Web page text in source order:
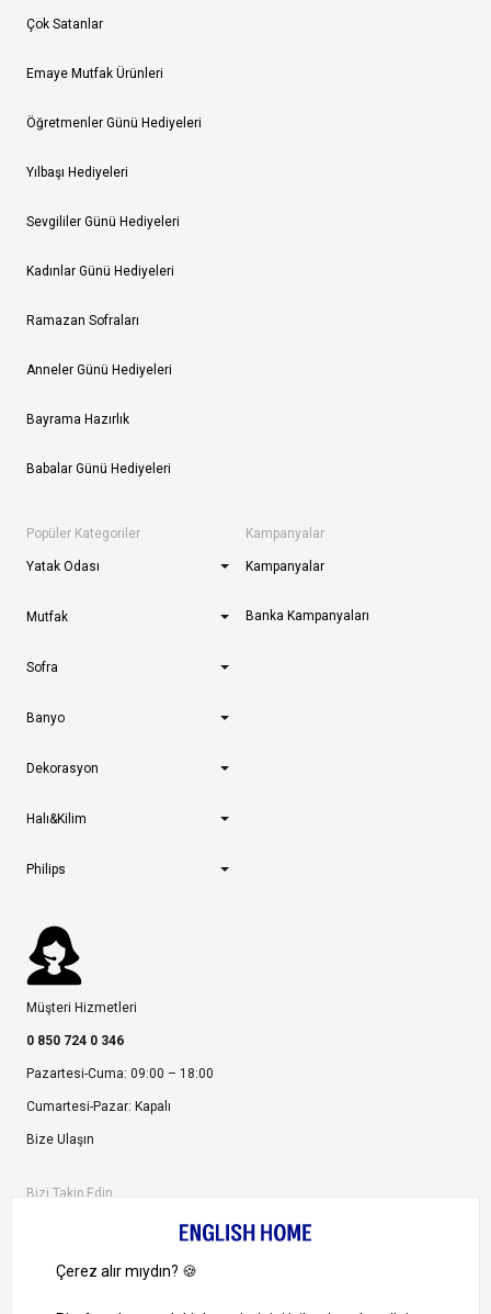
Çok Satanlar
Emaye Mutfak Ürünleri
Öğretmenler Günü Hediyeleri
Yılbaşı Hediyeleri
Sevgililer Günü Hediyeleri
Kadınlar Günü Hediyeleri
Ramazan Sofraları
Anneler Günü Hediyeleri
Bayrama Hazırlık
Babalar Günü Hediyeleri
Popüler Kategoriler
Yatak Odası
Mutfak
Sofra
Banyo
Dekorasyon
Halı&Kilim
Philips
Kampanyalar
Kampanyalar
Banka Kampanyaları
Müşteri Hizmetleri
0 850 724 0 346
Pazartesi-Cuma: 09:00 – 18:00
Cumartesi-Pazar: Kapalı
Bize Ulaşın
Bizi Takip Edin